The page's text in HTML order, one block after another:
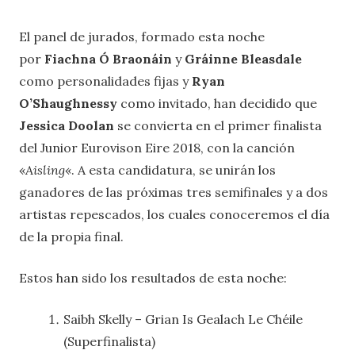
El panel de jurados, formado esta noche
por Fiachna Ó Braonáin y Gráinne Bleasdale
como personalidades fijas y Ryan
O’Shaughnessy como invitado, han decidido que
Jessica Doolan se convierta en el primer finalista
del Junior Eurovison Eire 2018, con la canción
«Aisling«. A esta candidatura, se unirán los
ganadores de las próximas tres semifinales y a dos
artistas repescados, los cuales conoceremos el día
de la propia final.
Estos han sido los resultados de esta noche:
Saibh Skelly – Grian Is Gealach Le Chéile
(Superfinalista)